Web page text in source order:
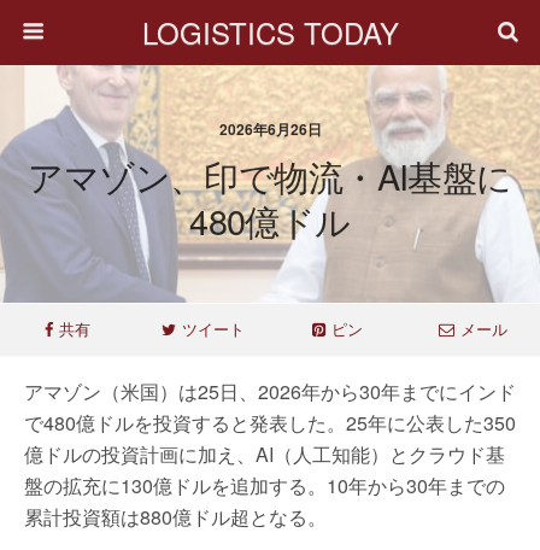
LOGISTICS TODAY
2026年6月26日
アマゾン、印で物流・AI基盤に
480億ドル
共有 ツイート ピン メール
アマゾン（米国）は25日、2026年から30年までにインド
で480億ドルを投資すると発表した。25年に公表した350
億ドルの投資計画に加え、AI（人工知能）とクラウド基
盤の拡充に130億ドルを追加する。10年から30年までの
累計投資額は880億ドル超となる。